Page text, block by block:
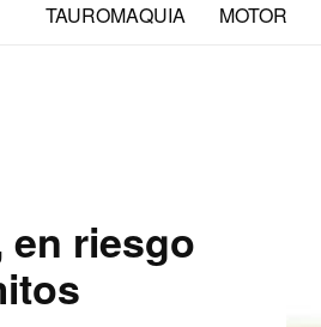
TAUROMAQUIA MOTOR
en riesgo